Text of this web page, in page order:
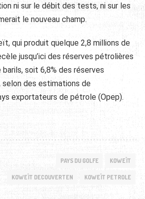
ni sur le débit des tests, ni sur les
le nouveau champ.
qui produit quelque 2,8 millions de
jusqu’ici des réserves pétrolières
soit 6,8% des réserves
selon des estimations de
exportateurs de pétrole (Opep).
PAYS DU GOLFE KOWEÏT
KOWEÏT DECOUVERTEN KOWEÏT PETROLE